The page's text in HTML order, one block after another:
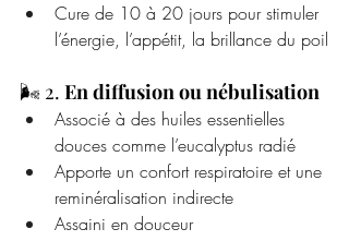
Cure de 10 à 20 jours pour stimuler
l’énergie, l’appétit, la brillance du poil
🌬 2. En diffusion ou nébulisation
Associé à des huiles essentielles
douces comme l’eucalyptus radié
Apporte un confort respiratoire et une
reminéralisation indirecte
Assaini en douceur